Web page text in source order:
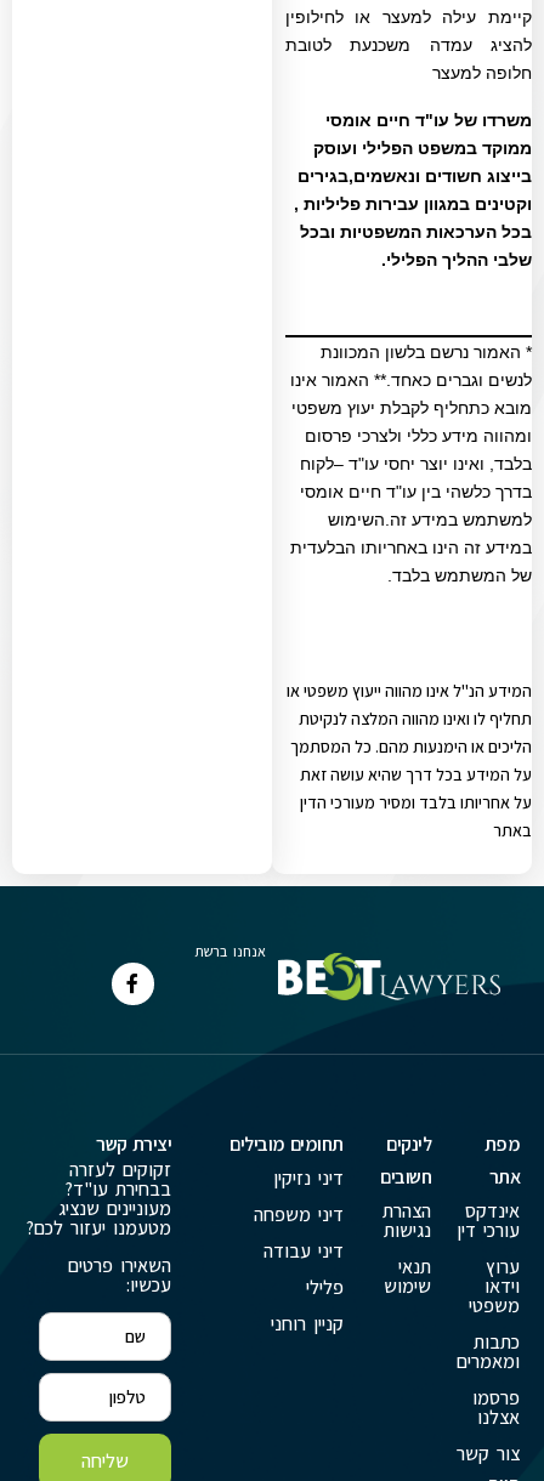
קיימת עילה למעצר או לחילופין
להציג עמדה משכנעת לטובת
חלופה למעצר
משרדו של עו"ד חיים אומסי
ממוקד במשפט הפליליועוסק
בייצוג חשודים ונאשמים,בגירים
וקטינים במגוון עבירות פליליות,
בכל הערכאות המשפטיות ובכל
שלבי ההליך הפלילי.
* האמור נרשם בלשון המכוונת
לנשים וגברים כאחד.** האמור אינו
מובא כתחליף לקבלת יעוץ משפטי
ומהווה מידע כללי ולצרכי פרסום
בלבד, ואינו יוצר יחסי עו"ד –לקוח
בדרך כלשהי בין עו"ד חיים אומסי
למשתמש במידע זה.השימוש
במידע זה הינו באחריותו הבלעדית
של המשתמש בלבד.
המידע הנ"ל אינו מהווה ייעוץ משפטי או
תחליף לו ואינו מהווה המלצה לנקיטת
הליכים או הימנעות מהם. כל המסתמך
על המידע בכל דרך שהיא עושה זאת
על אחריותו בלבד ומסיר מעורכי הדין
באתר
אנחנו ברשת
מפת
אתר
אינדקס
עורכי דין
ערוץ
וידאו
משפטי
כתבות
ומאמרים
פרסמו
אצלנו
צור קשר
לינקים
חשובים
הצהרת
נגישות
תנאי
שימוש
תחומים מובילים
דיני נזיקין
דיני משפחה
דיני עבודה
פלילי
קניין רוחני
יצירת קשר
זקוקים לעזרה
בבחירת עו"ד?
מעוניינים שנציג
מטעמנו יעזור לכם?
השאירו פרטים
עכשיו:
שליחה